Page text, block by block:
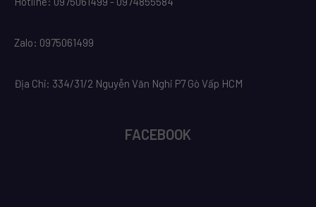
Zalo: 0975061499
Địa Chỉ: 334/31/2 Nguyễn Văn Nghi P7 Gò Vấp HCM
FACEBOOK